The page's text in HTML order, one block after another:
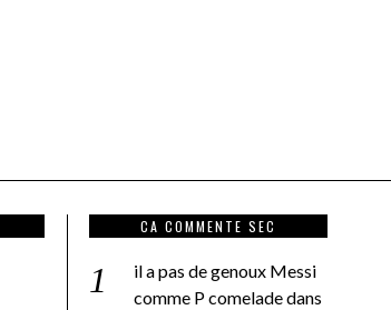
CA COMMENTE SEC
il a pas de genoux Messi
comme P comeladedans